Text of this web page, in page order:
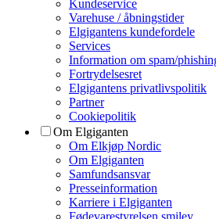
Kundeservice
Varehuse / åbningstider
Elgigantens kundefordele
Services
Information om spam/
Fortrydelsesret
Elgigantens privatlivspolitik
Partner
Cookiepolitik
Om Elgiganten
Om Elkjøp Nordic
Om Elgiganten
Samfundsansvar
Presseinformation
Karriere i Elgiganten
Fødevarestyrelsen smiley